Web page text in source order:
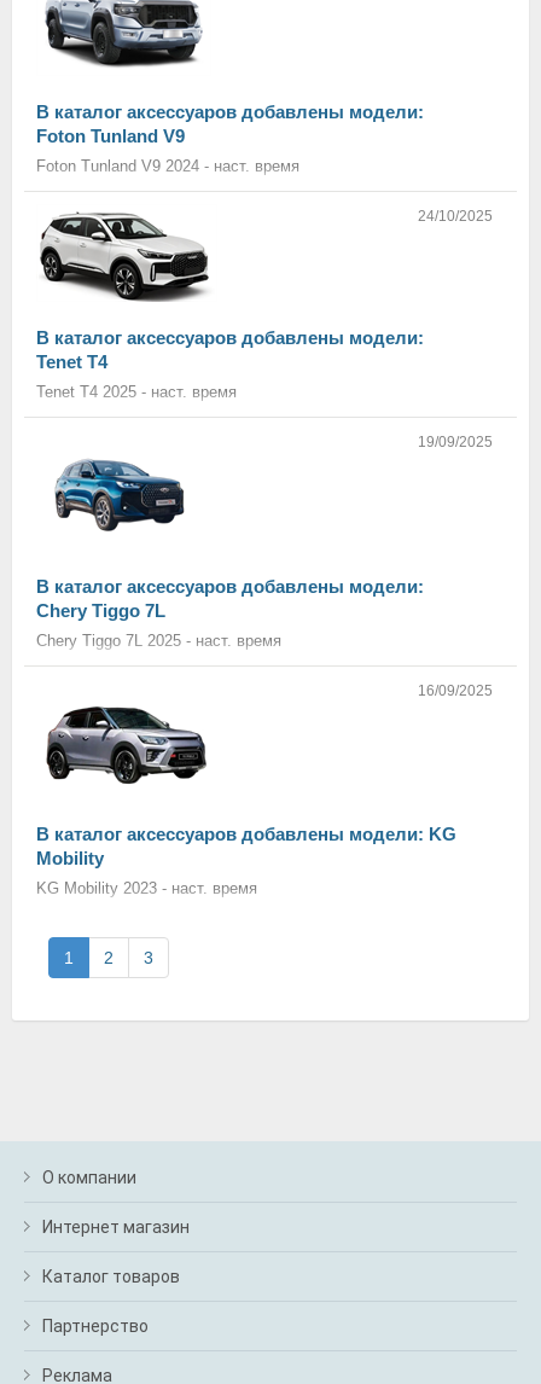
В каталог аксессуаров добавлены модели:
Foton Tunland V9
Foton Tunland V9 2024 - наст. время
24/10/2025
В каталог аксессуаров добавлены модели:
Tenet T4
Tenet T4 2025 - наст. время
19/09/2025
В каталог аксессуаров добавлены модели:
Chery Tiggo 7L
Chery Tiggo 7L 2025 - наст. время
16/09/2025
В каталог аксессуаров добавлены модели: KG
Mobility
KG Mobility 2023 - наст. время
1 2 3
О компании
Интернет магазин
Каталог товаров
Партнерство
Реклама